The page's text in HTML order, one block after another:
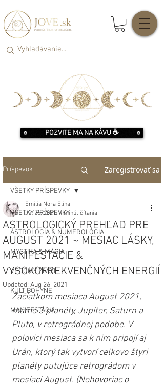
POZVITE MA NA KÁVU ☕️
Príspevok Zaregistrovať sa
VŠETKY PRÍSPEVKY
ASTROLÓGIA & NUMEROLÓGIA
MYSTIKA & MÁGIA
VEDOMÝ ŽIVOT
KULT BOHYNE
MANIFESTÁCIA
VŠETKY PRÍSPEVKY
ASTROLOGICKÝ PREHĽAD PRE
AUGUST 2021 ~ MESIAC LÁSKY,
MANIFESTÁCIE &
VYSOKOFREKVENČNÝCH ENERGIÍ
Emilia Nora Elina
Jul 26, 2021 4 minút čítania
Updated: Aug 26, 2021
Začiatkom mesiaca August 2021,
máme 3 planéty, Jupiter, Saturn a
Pluto, v retrográdnej podobe. V
polovici mesiaca sa k nim pripojí aj
Urán, ktorý tak vytvorí celkovo štyri
planéty putujúce retrográdom v
mesiaci August. (Nehovoriac o